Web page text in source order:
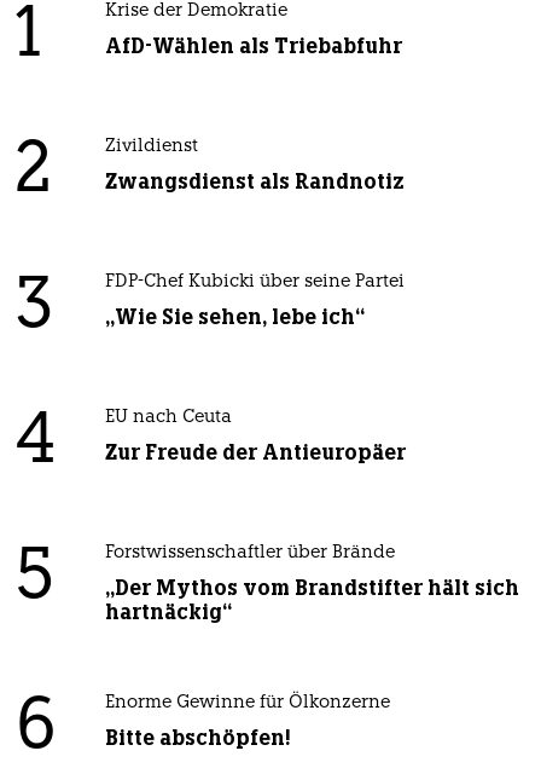
1 Krise der Demokratie
AfD-Wählen als Triebabfuhr
2 Zivildienst
Zwangsdienst als Randnotiz
3 FDP-Chef Kubicki über seine Partei
„Wie Sie sehen, lebe ich“
4 EU nach Ceuta
Zur Freude der Antieuropäer
5 Forstwissenschaftler über Brände
„Der Mythos vom Brandstifter hält sich
hartnäckig“
6 Enorme Gewinne für Ölkonzerne
Bitte abschöpfen!